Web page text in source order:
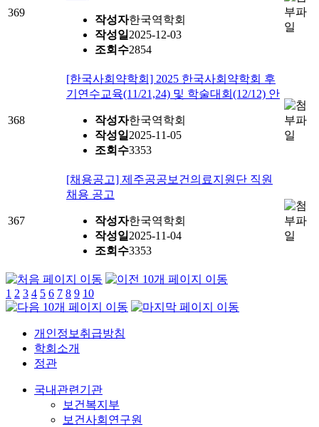
369
작성자한국역학회
작성일 2025-12-03
조회수2854
368
[한국사회약학회] 2025 한국사회약학회 후
기연수교육(11/21,24) 및 학술대회(12/12) 안
작성자한국역학회
작성일 2025-11-05
조회수3353
367
[채용공고] 제주공공보건의료지원단 직원
채용 공고
작성자한국역학회
작성일 2025-11-04
조회수3353
1 2 3 4 5 6 7 8 9 10
개인정보취급방침
학회소개
정관
국내관련기관
보건복지부
보건사회연구원